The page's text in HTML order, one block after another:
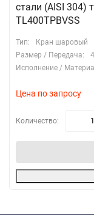
стали (AISI 304)
TL400TPBVSS
Тип:
Кран шаровый
Размер / Передача:
Исполнение /
Цена по запросу
Количество: